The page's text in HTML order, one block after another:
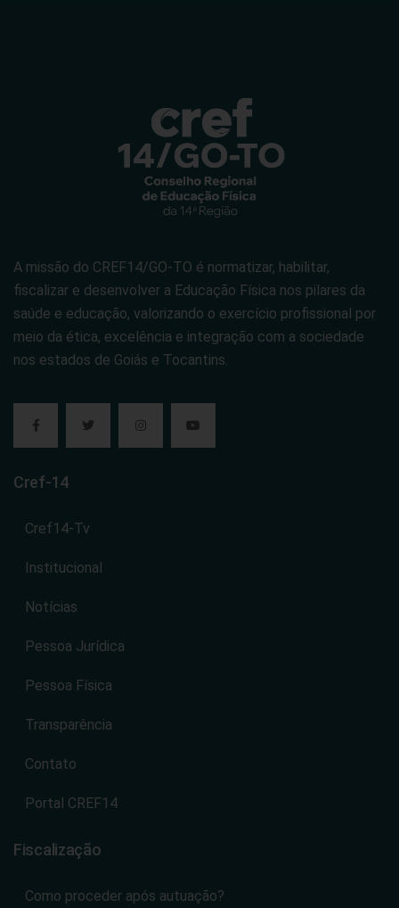
A missão do CREF14/GO-TO é normatizar, habilitar,
fiscalizar e desenvolver a Educação Física nos pilares da
saúde e educação, valorizando o exercício profissional por
meio da ética, excelência e integração com a sociedade
nos estados de Goiás e Tocantins.
Cref-14
Cref14-Tv
Institucional
Notícias
Pessoa Jurídica
Pessoa Física
Transparência
Contato
Portal CREF14
Fiscalização
Como proceder após autuação?